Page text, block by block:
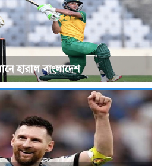
হারাল বাংলাদেশ